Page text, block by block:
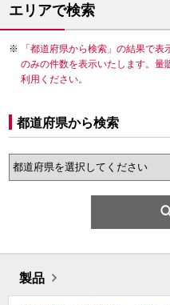
エリアで検索
「都道府県から検索」の結果で
のみの件数を表示いたします。量
利用ください。
都道府県から検索
製品